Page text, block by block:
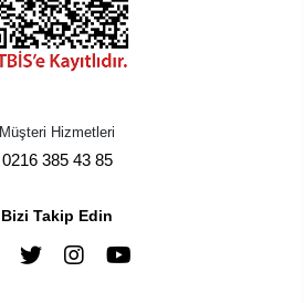
Müşteri Hizmetleri
0216 385 43 85
Bizi Takip Edin